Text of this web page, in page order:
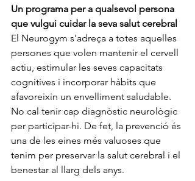
Un programa per a qualsevol persona
que vulgui cuidar la seva salut cerebral
El Neurogym s'adreça a totes aquelles
persones que volen mantenir el cervell
actiu, estimular les seves capacitats
cognitives i incorporar hàbits que
afavoreixin un envelliment saludable.
No cal tenir cap diagnòstic neurològic
per participar-hi. De fet, la prevenció és
una de les eines més valuoses que
tenim per preservar la salut cerebral i el
benestar al llarg dels anys.